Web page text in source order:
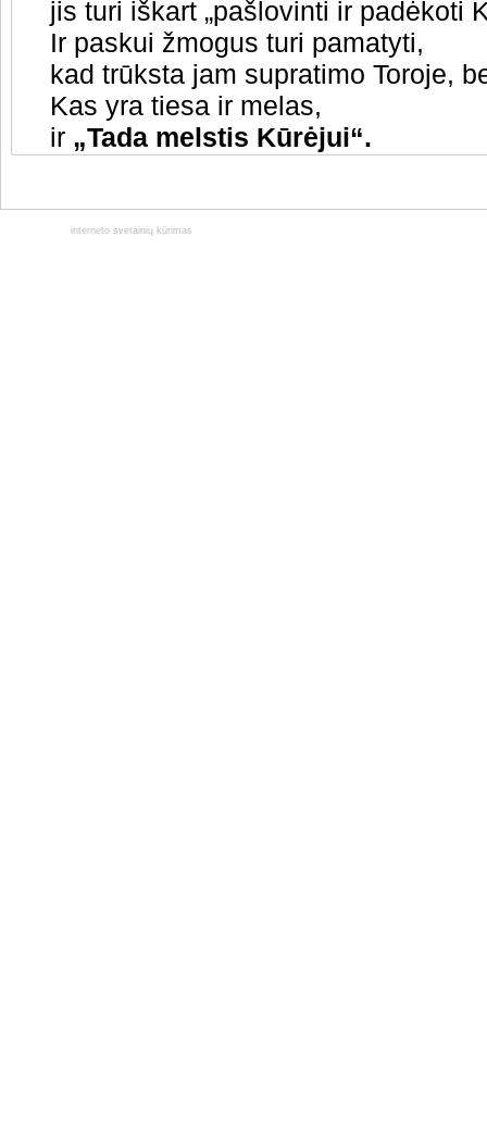
jis turi iškart „pašlovinti ir padėkoti
Ir paskui žmogus turi pamatyti,
kad trūksta jam supratimo Toroje,
Kas yra tiesa ir melas,
ir „Tada melstis Kūrėjui“.
interneto svetainių kūrimas